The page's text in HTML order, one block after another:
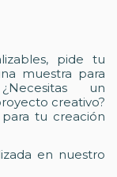
pide tu
muestra para
un
creativo?
tu creación
en nuestro